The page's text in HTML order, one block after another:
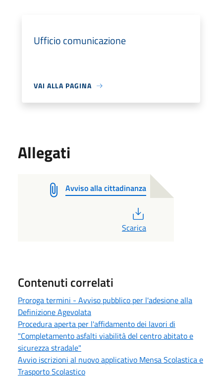
Ufficio comunicazione
VAI ALLA PAGINA
Allegati
Avviso alla cittadinanza
Scarica
Contenuti correlati
Proroga termini - Avviso pubblico per l'adesione alla
Definizione Agevolata
Procedura aperta per l'affidamento dei lavori di
"Completamento asfalti viabilità del centro abitato e
sicurezza stradale"
Avvio iscrizioni al nuovo applicativo Mensa Scolastica e
Trasporto Scolastico